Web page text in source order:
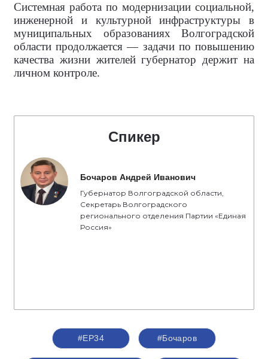
Системная работа по модернизации социальной,
инженерной и культурной инфраструктуры в
муниципальных образованиях Волгоградской
области продолжается — задачи по повышению
качества жизни жителей губернатор держит на
личном контроле.
Спикер
Бочаров Андрей Иванович
Губернатор Волгоградской области,
Секретарь Волгоградского
регионального отделения Партии «Единая
Россия»
#ЕР34 #Бочаров